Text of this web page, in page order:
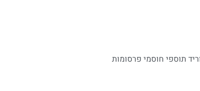
תוספי חוסמי פרסומות